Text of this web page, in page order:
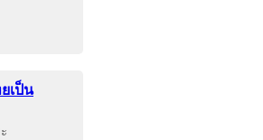
เป็น